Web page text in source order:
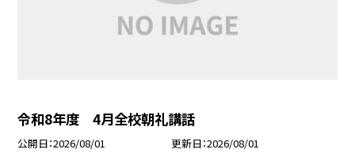
令和8年度 4月全校朝礼講話
公開日 2026/08/01 更新日 2026/08/01